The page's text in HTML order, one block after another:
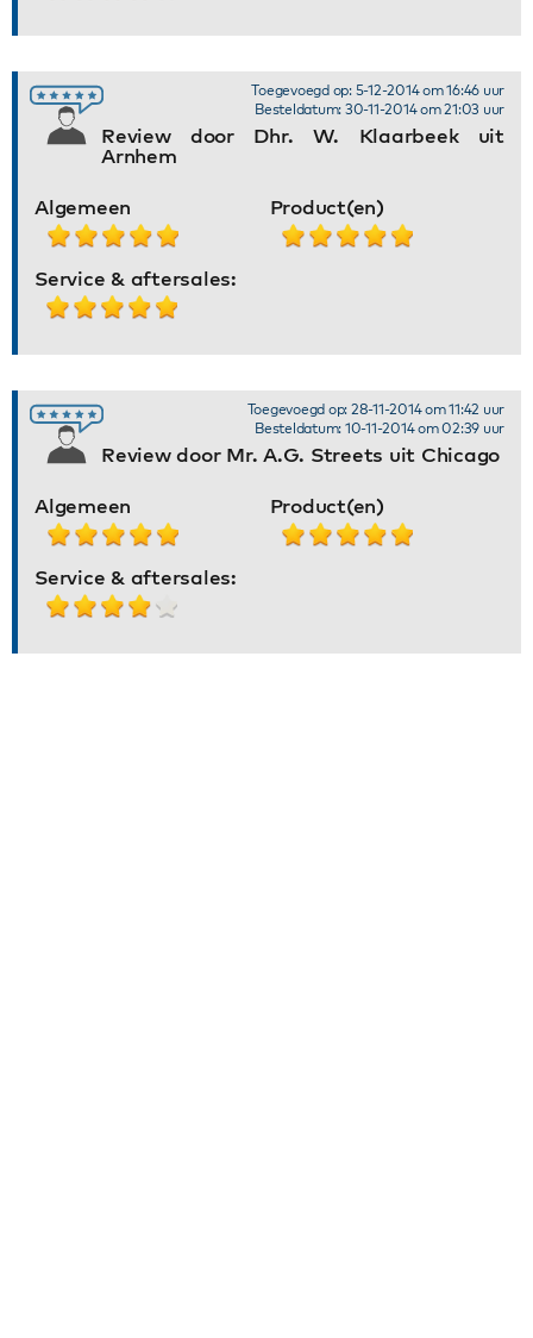
Review door Dhr. W. Klaarbeek uit
Arnhem
Toegevoegd op: 5-12-2014 om 16:46 uur
Besteldatum: 30-11-2014 om 21:03 uur
Algemeen Product(en)
Service & aftersales:
Review door Mr. A.G. Streets uit Chicago
Toegevoegd op: 28-11-2014 om 11:42 uur
Besteldatum: 10-11-2014 om 02:39 uur
Algemeen Product(en)
Service & aftersales: